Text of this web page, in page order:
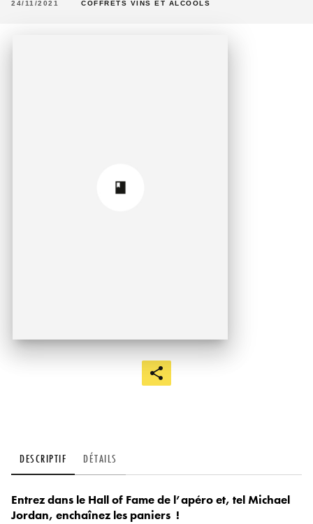
24/11/2021 COFFRETS VINS ET ALCOOLS
DESCRIPTIF DÉTAILS
Entrez dans le Hall of Fame de l’apéro et, tel Michael
Jordan, enchaînez les paniers !